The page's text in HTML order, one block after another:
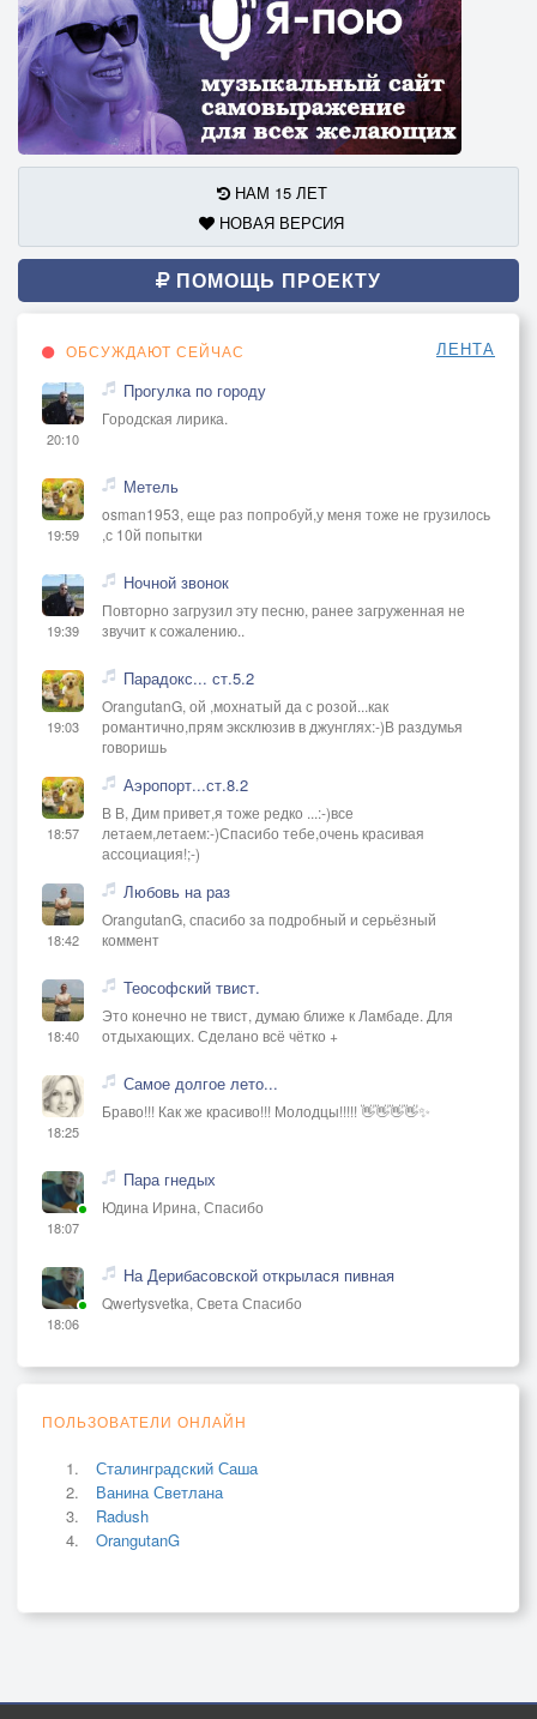
НАМ 15 ЛЕТ
НОВАЯ ВЕРСИЯ
ПОМОЩЬ ПРОЕКТУ
ОБСУЖДАЮТ СЕЙЧАС ЛЕНТА
20:10
Прогулка по городу
Городская лирика.
19:59
Метель
osman1953, еще раз попробуй,у меня тоже не грузилось
,с 10й попытки
19:39
Ночной звонок
Повторно загрузил эту песню, ранее загруженная не
звучит к сожалению..
19:03
Парадокс... ст.5.2
OrangutanG, ой ,мохнатый да с розой...как
романтично,прям эксклюзив в джунглях:-)В раздумья
говоришь
18:57
Аэропорт...ст.8.2
В В, Дим привет,я тоже редко ...:-)все
летаем,летаем:-)Спасибо тебе,очень красивая
ассоциация!;-)
18:42
Любовь на раз
OrangutanG, спасибо за подробный и серьёзный
коммент
18:40
Теософский твист.
Это конечно не твист, думаю ближе к Ламбаде. Для
отдыхающих. Сделано всё чётко +
18:25
Самое долгое лето...
Браво!!! Как же красиво!!! Молодцы!!!!! 👋👋👋👋✨
18:07
Пара гнедых
Юдина Ирина, Спасибо
18:06
На Дерибасовской открылася пивная
Qwertysvetka, Света Спасибо
ПОЛЬЗОВАТЕЛИ ОНЛАЙН
Сталинградский Саша
Ванина Светлана
Radush
OrangutanG